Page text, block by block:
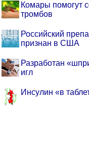
Комары помогут
тромбов
Российский
признан в США
Разработан
игл
Инсулин «в